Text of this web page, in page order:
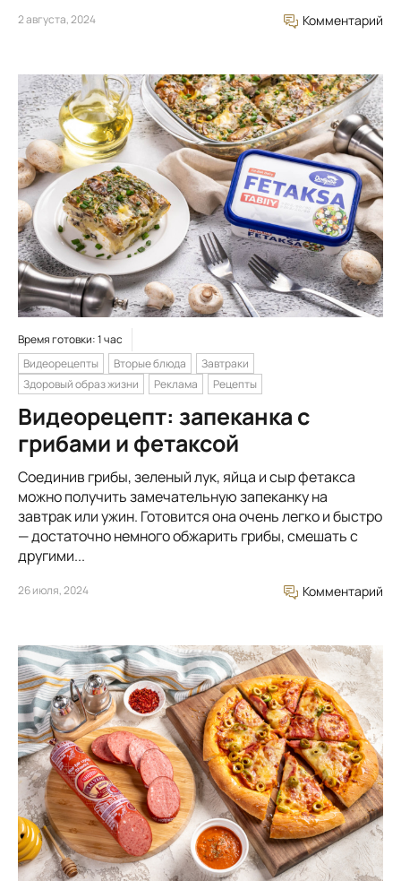
2 августа, 2024 Комментарий
Время готовки: 1 час
Видеорецепты
Вторые блюда
Завтраки
Здоровый образ жизни
Реклама Рецепты
Видеорецепт: запеканка с
грибами и фетаксой
Соединив грибы, зеленый лук, яйца и сыр фетакса
можно получить замечательную запеканку на
завтрак или ужин. Готовится она очень легко и быстро
— достаточно немного обжарить грибы, смешать с
другими...
26 июля, 2024 Комментарий